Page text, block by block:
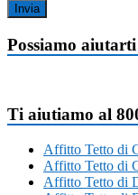
Invia
Possiamo
Ti aiutiamo al
Affitto Tetto di
Affitto Tetto di
Affitto Tetto di